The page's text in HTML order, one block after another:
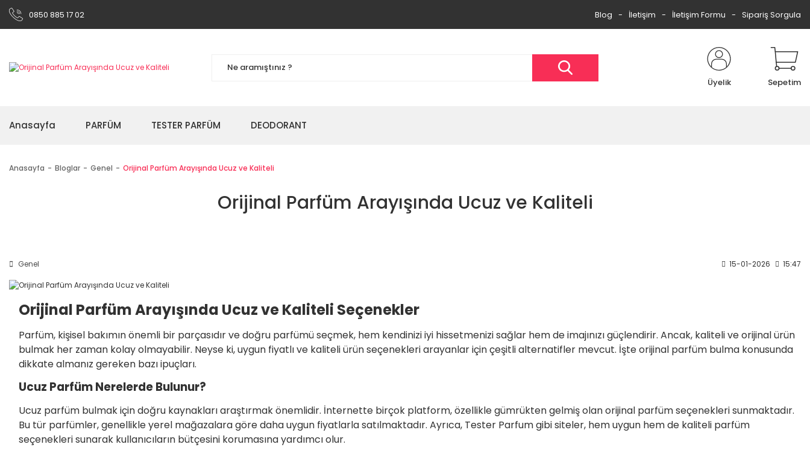
0850 885 17 02 Blog İletişim İletişim Formu Sipariş Sorgula
Üyelik Sepetim
Anasayfa PARFÜM TESTER PARFÜM DEODORANT
Anasayfa Bloglar Genel Orijinal Parfüm Arayışında Ucuz ve Kaliteli
Orijinal Parfüm Arayışında Ucuz ve Kaliteli
Genel 15-01-2026 15:47
Orijinal Parfüm Arayışında Ucuz ve Kaliteli Seçenekler
Parfüm, kişisel bakımın önemli bir parçasıdır ve doğru parfümü seçmek, hem kendinizi iyi hissetmenizi sağlar hem de imajınızı güçlendirir. Ancak, kaliteli ve orijinal ürün
bulmak her zaman kolay olmayabilir. Neyse ki, uygun fiyatlı ve kaliteli ürün seçenekleri arayanlar için çeşitli alternatifler mevcut. İşte orijinal parfüm bulma konusunda
dikkate almanız gereken bazı ipuçları.
Ucuz Parfüm Nerelerde Bulunur?
Ucuz parfüm bulmak için doğru kaynakları araştırmak önemlidir. İnternette birçok platform, özellikle gümrükten gelmiş olan orijinal parfüm seçenekleri sunmaktadır.
Bu tür parfümler, genellikle yerel mağazalara göre daha uygun fiyatlarla satılmaktadır. Ayrıca, Tester Parfum gibi siteler, hem uygun hem de kaliteli parfüm
seçenekleri sunarak kullanıcıların bütçesini korumasına yardımcı olur.